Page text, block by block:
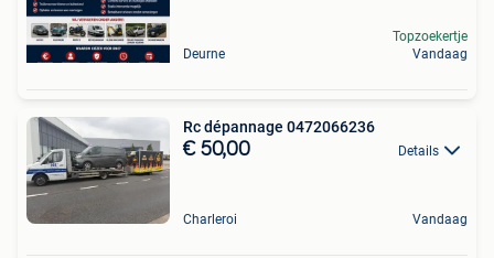
Deurne
Topzoekertje
Vandaag
Rc dépannage 0472066236
€ 50,00 Details
Charleroi Vandaag